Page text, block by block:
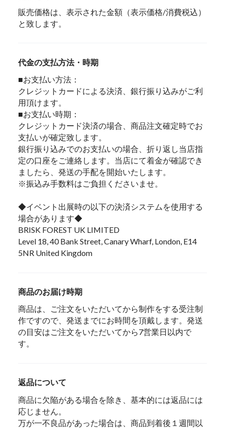
販売価格は、表示された金額（表示価格/消費税込）
と致します。
代金の支払方法・時期
■お支払い方法：
クレジットカードによる決済、銀行振り込みがご利
用頂けます。
■お支払い時期：
クレジットカード決済の場合、商品注文確定時でお
支払いが確定致します。
銀行振り込みでのお支払いの場合、折り返し当店指
定の口座をご連絡します。当店にて着金が確認でき
ましたら、発送の手配を開始いたします。
※振込み手数料はご負担くださいませ。
◆イベント出展時の以下の決済システムを使用する
場合があります◆
BRISK FOREST UK LIMITED
Level 18, 40 Bank Street, Canary Wharf, London, E14
5NR United Kingdom
商品のお届け時期
商品は、ご注文をいただいてから制作をする受注制
作ですので、発送までにお時間を頂戴します。発送
の目安はご注文をいただいてから7営業日以内で
す。
返品について
商品に欠陥がある場合を除き、基本的には返品には
応じません。
万が一不良品があった場合は、商品到着後１週間以